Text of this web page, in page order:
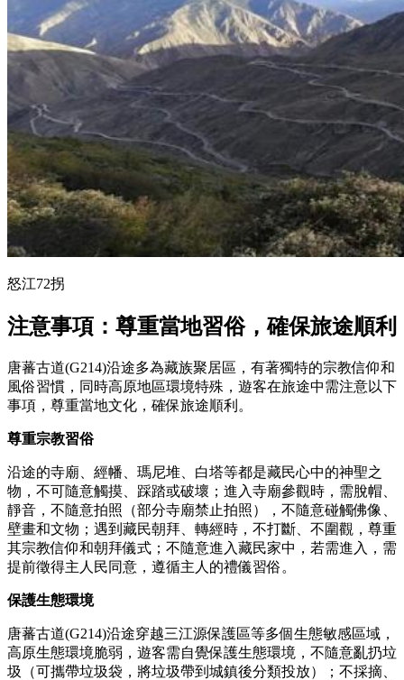
怒江72拐
注意事項：尊重當地習俗，確保旅途順利
唐蕃古道(G214)沿途多為藏族聚居區，有著獨特的宗教信仰和
風俗習慣，同時高原地區環境特殊，遊客在旅途中需注意以下
事項，尊重當地文化，確保旅途順利。
尊重宗教習俗
沿途的寺廟、經幡、瑪尼堆、白塔等都是藏民心中的神聖之
物，不可隨意觸摸、踩踏或破壞；進入寺廟參觀時，需脫帽、
靜音，不隨意拍照（部分寺廟禁止拍照），不隨意碰觸佛像、
壁畫和文物；遇到藏民朝拜、轉經時，不打斷、不圍觀，尊重
其宗教信仰和朝拜儀式；不隨意進入藏民家中，若需進入，需
提前徵得主人民同意，遵循主人的禮儀習俗。
保護生態環境
唐蕃古道(G214)沿途穿越三江源保護區等多個生態敏感區域，
高原生態環境脆弱，遊客需自覺保護生態環境，不隨意亂扔垃
圾（可攜帶垃圾袋，將垃圾帶到城鎮後分類投放）；不採摘、